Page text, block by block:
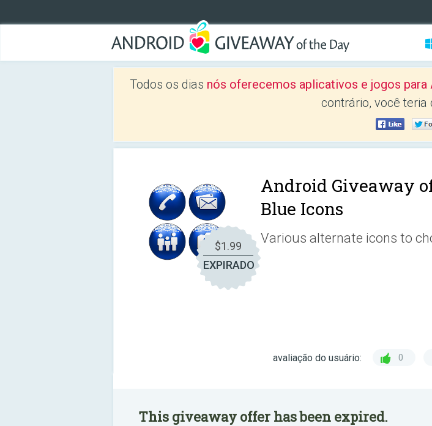
Todos os dias nós oferecemos aplicativos e jogos para
contrário, você teria
$1.99
EXPIRADO
Android Giveaway
Blue Icons
Various alternate icons to
avaliação do usuário: 0
This giveaway offer has been expired.